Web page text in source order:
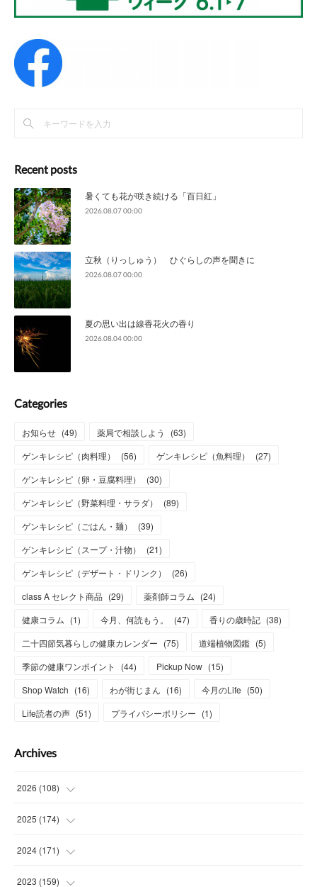
Recent posts
暑くても花が咲き続ける「百日紅」
2026.08.07 00:00
立秋（りっしゅう） ひぐらしの声を聞きに
2026.08.07 00:00
夏の思い出は線香花火の香り
2026.08.04 00:00
Categories
お知らせ (49) 薬局で相談しよう (63)
ゲンキレシピ（肉料理）
(56) ゲンキレシピ（魚料理） (27)
ゲンキレシピ（卵・豆腐料理）
(30)
ゲンキレシピ（野菜料理・サラダ）
(89)
ゲンキレシピ（ごはん・麺）
(39)
ゲンキレシピ（スープ・汁物）
(21)
ゲンキレシピ（デザート・ドリンク）
(26)
class A セレクト商品 (29) 薬剤師コラム (24)
健康コラム (1) 今月、何読もう。 (47) 香りの歳時記 (38)
二十四節気暮らしの健康カレンダー (75) 道端植物図鑑 (5)
季節の健康ワンポイント
(44) Pickup Now (15)
Shop Watch (16) わが街じまん (16) 今月のLife (50)
Life読者の声 (51) プライバシーポリシー (1)
Archives
2026 (108)
(6)
(15
(15
2025 (174)
(14
(14
2024 (171)
(13
2023 (159)